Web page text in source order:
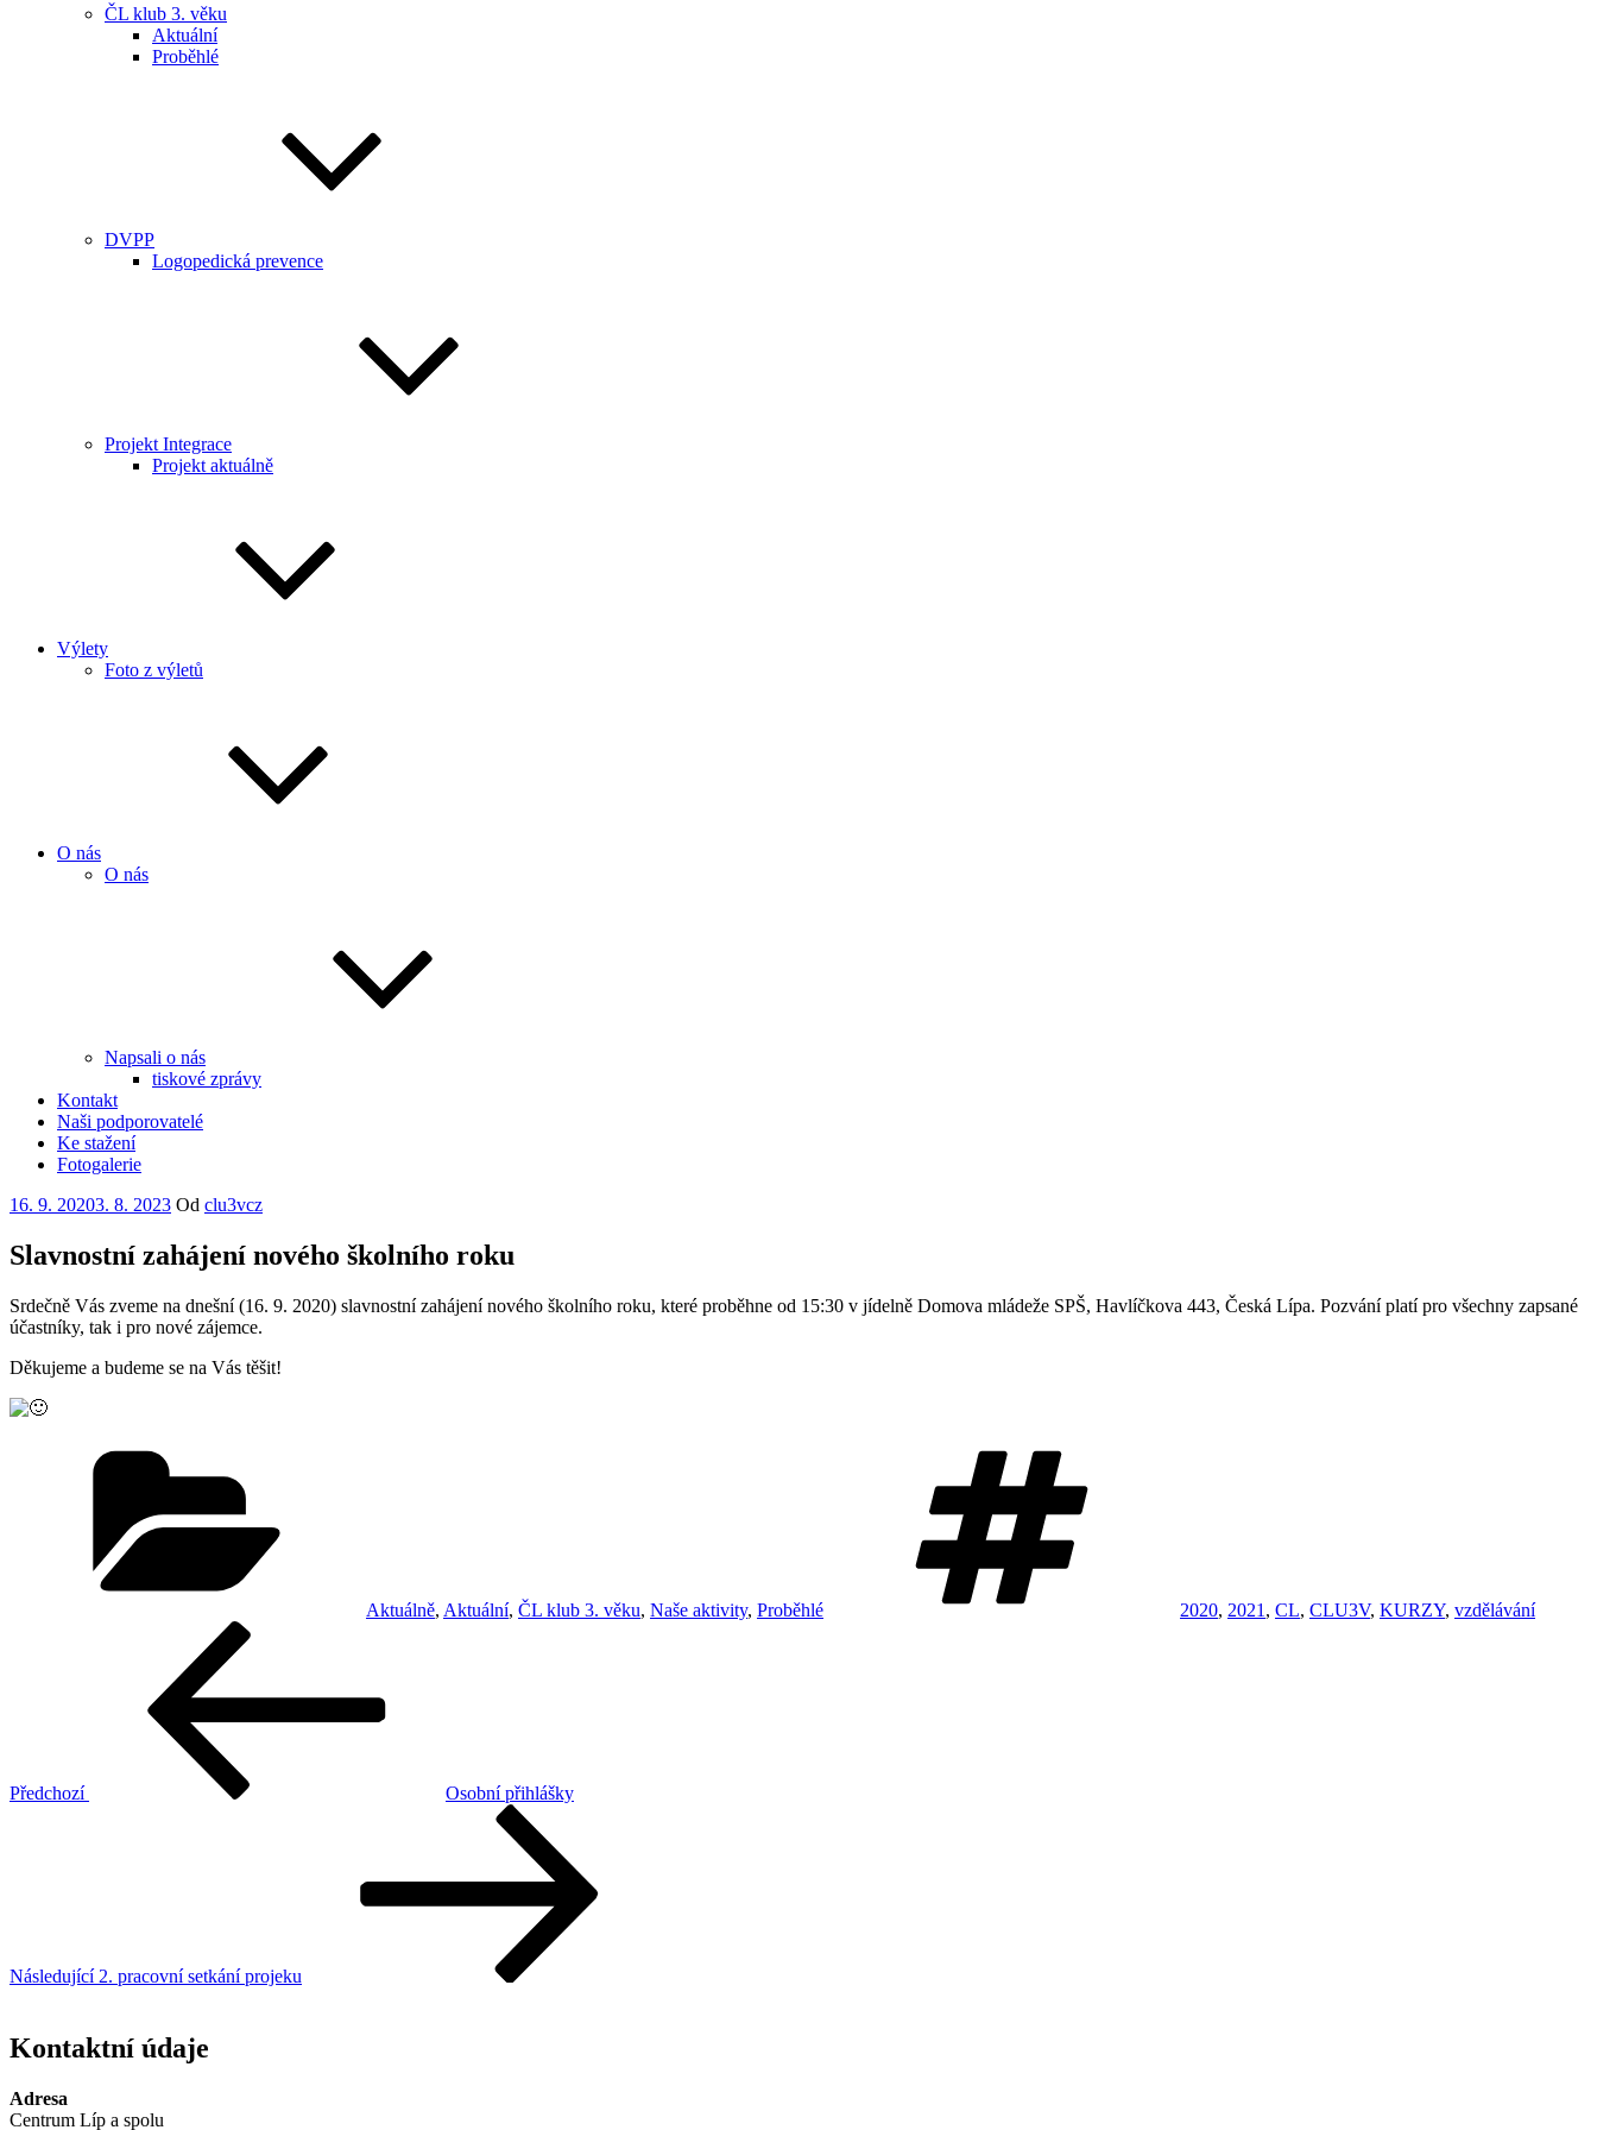
ČL klub 3. věku
Aktuální
Proběhlé
DVPP
Logopedická prevence
Projekt Integrace
Projekt aktuálně
Výlety
Foto z výletů
O nás
O nás
Napsali o nás
tiskové zprávy
Kontakt
Naši podporovatelé
Ke stažení
Fotogalerie
Publikováno
16. 9. 20203. 8. 2023 Od clu3vcz
Slavnostní zahájení nového školního roku
Srdečně Vás zveme na dnešní (16. 9. 2020) slavnostní zahájení nového školního roku, které proběhne od 15:30 v jídelně Domova mládeže SPŠ, Havlíčkova 443, Česká Lípa. Pozvání platí pro všechny zapsané
účastníky, tak i pro nové zájemce.
Děkujeme a budeme se na Vás těšit!
Aktuálně, Aktuální, ČL klub 3. věku, Naše aktivity, Proběhlé 2020, 2021 , CL, CLU3V, KURZY, vzdělávání
Předchozí
Osobní přihlášky
Následující 2. pracovní setkání projeku
Kontaktní údaje
Adresa
Centrum Líp a spolu